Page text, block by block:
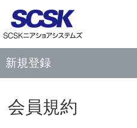
新規登録
会員規約